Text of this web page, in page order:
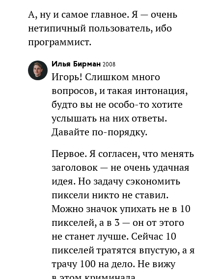
А, ну и самое главное. Я — очень
нетипичный пользователь, ибо
программист.
Илья Бирман 2008
Игорь! Слишком много
вопросов, и такая интонация,
будто вы не особо-то хотите
услышать на них ответы.
Давайте по-порядку.
Первое. Я согласен, что менять
заголовок — не очень удачная
идея. Но задачу сэкономить
пиксели никто не ставил.
Можно значок упихать не в 10
пикселей, а в 3 — он от этого
не станет лучше. Сейчас 10
пикселей тратятся впустую, а я
трачу 100 на дело. Не вижу